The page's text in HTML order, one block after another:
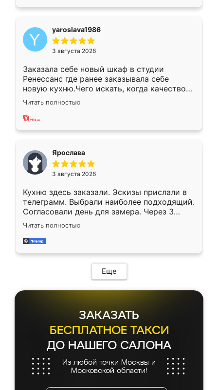
yaroslava1986
3 августа 2026
Заказала себе новый шкаф в студии
Ренессанс где ранее заказывала себе
новую кухню.Чего искать, когда качеством
вполне довольна. Служит кухня уже почти
два года, нареканий нет.
Читать полностью
Ярослава
3 августа 2026
Кухню здесь заказали. Эскизы прислали в
телеграмм. Выбрали наиболее подходящий.
Согласовали день для замера. Через 3
недели кухня была уже готова. Остались
довольны работой. Спасибо Ренессанс
мебель за качественную работу!
Читать полностью
Еще
ЗАКАЗАТЬ
БЕСПЛАТНОЕ ТАКСИ
ДО НАШЕГО САЛОНА
Из любой точки Москвы и
Московской области!